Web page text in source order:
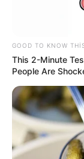
OXU24 TV
GOOD TO KNOW
This 2-Minute
People Are